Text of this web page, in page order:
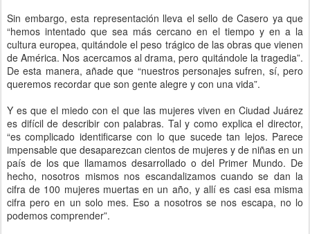
Sin embargo, esta representación lleva el sello de Casero ya que
“hemos intentado que sea más cercano en el tiempo y en a la
cultura europea, quitándole el peso trágico de las obras que vienen
de América. Nos acercamos al drama, pero quitándole la tragedia”.
De esta manera, añade que “nuestros personajes sufren, sí, pero
queremos recordar que son gente alegre y con una vida”.
Y es que el miedo con el que las mujeres viven en Ciudad Juárez
es difícil de describir con palabras. Tal y como explica el director,
“es complicado identificarse con lo que sucede tan lejos. Parece
impensable que desaparezcan cientos de mujeres y de niñas en un
país de los que llamamos desarrollado o del Primer Mundo. De
hecho, nosotros mismos nos escandalizamos cuando se dan la
cifra de 100 mujeres muertas en un año, y allí es casi esa misma
cifra pero en un solo mes. Eso a nosotros se nos escapa, no lo
podemos comprender”.